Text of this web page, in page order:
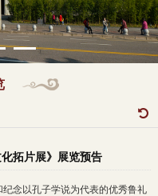
拓片展》展览预告
念以孔子学说为代表的优秀鲁礼